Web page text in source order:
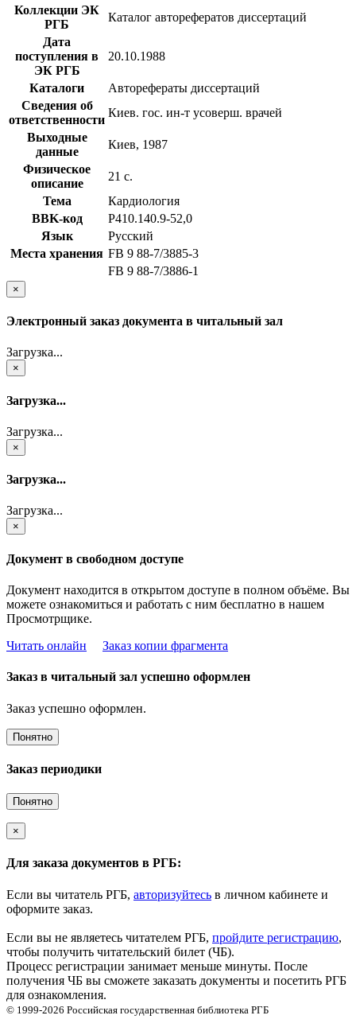
Коллекции ЭК
РГБ
Каталог авторефератов диссертаций
Дата
поступления в
ЭК РГБ
20.10.1988
Каталоги
Авторефераты диссертаций
Сведения об
ответственности
Киев. гос. ин-т усоверш. врачей
Выходные
данные
Киев, 1987
Физическое
описание
21 с.
Тема
Кардиология
BBK-код
Р410.140.9-52,0
Язык
Русский
Места хранения FB 9 88-7/3885-3
FB 9 88-7/3886-1
×
Электронный заказ документа в читальный зал
Загрузка...
×
Загрузка...
Загрузка...
×
Загрузка...
Загрузка...
×
Документ в свободном доступе
Документ находится в открытом доступе в полном объёме. Вы
можете ознакомиться и работать с ним бесплатно в нашем
Просмотрщике.
Читать онлайн
Заказ копии фрагмента
Заказ в читальный зал успешно оформлен
Заказ успешно оформлен.
Понятно
Заказ периодики
Понятно
×
Для заказа документов в РГБ:
Если вы читатель РГБ, авторизуйтесь в личном кабинете и
оформите заказ.
Если вы не являетесь читателем РГБ, пройдите регистрацию,
чтобы получить читательский билет (ЧБ).
Процесс регистрации занимает меньше минуты. После
получения ЧБ вы сможете заказать документы и посетить РГБ
для ознакомления.
© 1999-2026 Российская государственная библиотека РГБ